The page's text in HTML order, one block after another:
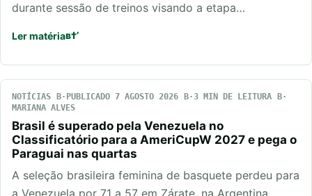
durante sessão de treinos visando a etapa…
Ler matéria
NOTÍCIAS PUBLICADO 7 AGOSTO 2026
3 MIN DE LEITURA
MARIANA ALVES
Brasil é superado pela Venezuela no
Classificatório para a AmeriCupW 2027 e pega o
Paraguai nas quartas
A seleção brasileira feminina de basquete perdeu para